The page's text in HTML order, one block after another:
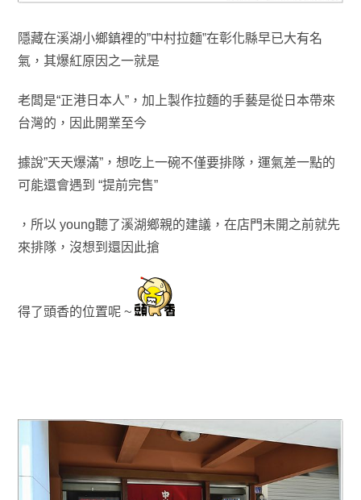
隱藏在溪湖小鄉鎮裡的”中村拉麵”在彰化縣早已大有名
氣，其爆紅原因之一就是
老闆是“正港日本人”，加上製作拉麵的手藝是從日本帶來
台灣的 ，因此開業至今
據說”天天爆滿”，想吃上一碗不僅要排隊，運氣差一點的
可能還會遇到 “提前完售”
， 所以 young聽了溪湖鄉親的建議，在店門未開之前就先
來排隊，沒想到還因此搶
得了頭香的位置呢 ~